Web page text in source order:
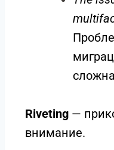
Riveting —
внимание.